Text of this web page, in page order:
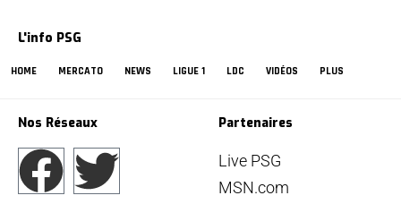
L'info PSG
HOME MERCATO NEWS LIGUE 1 LDC VIDÉOS PLUS
Nos Réseaux Partenaires
Live PSG
MSN.com